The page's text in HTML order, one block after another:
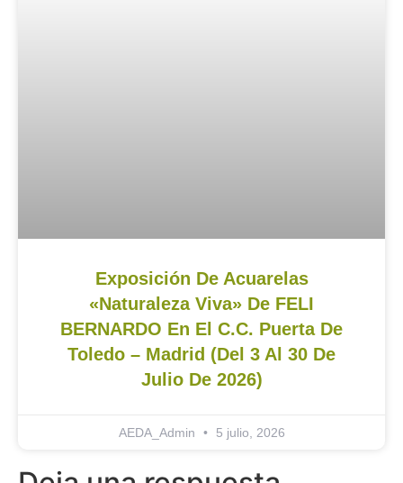
Exposición De Acuarelas
«Naturaleza Viva» De FELI
BERNARDO En El C.C. Puerta De
Toledo – Madrid (del 3 Al 30 De
Julio De 2026)
AEDA_Admin 5 julio, 2026